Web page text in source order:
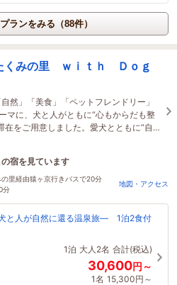
ランをみる（88件）
みの里 ｗｉｔｈ Ｄｏｇ
自然」「美食」「ペットフレンドリー」
マに、犬と人がともに“心もからだも整
在をご用意しました。愛犬とともに“自然
ルネス滞在をお楽しみください。
予約されました
の里経由猿ヶ京行きバスで20分
分
地図・アクセス
人が自然に還る温泉旅― 1泊2食付
1泊 大人2名 合計(税込)
30,600円～
1名 15,300円～